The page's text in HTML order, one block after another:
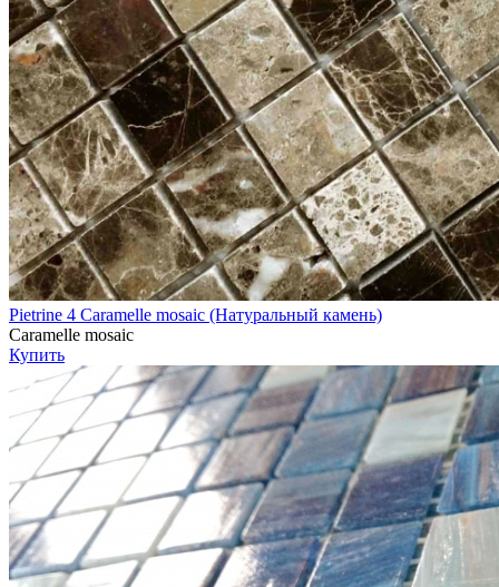
Pietrine 4 Caramelle mosaic (Натуральный камень)
Caramelle mosaic
Купить